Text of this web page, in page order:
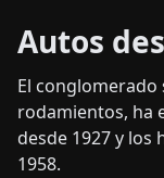
Autos
El
rodamientos, ha
desde 1927 y los
1958.